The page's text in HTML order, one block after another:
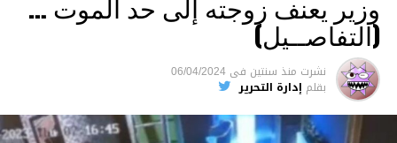
وزير يعنف زوجته إلى حد الموت …
(التفاصــيل)
نشرت منذ سنتين فى 06/04/2024
بقلم إدارة التحرير